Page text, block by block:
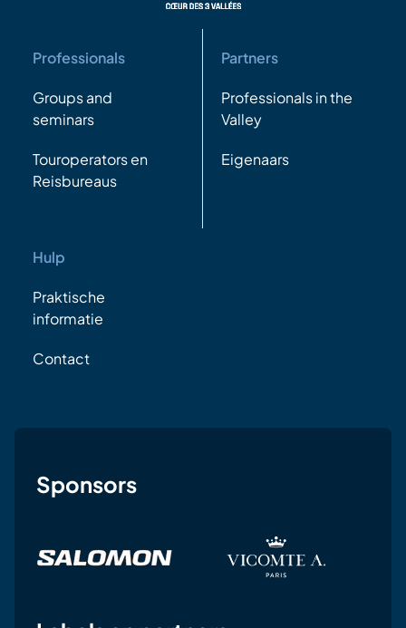
Professionals
Groups and
seminars
Touroperators en
Reisbureaus
Partners
Professionals in the
Valley
Eigenaars
Hulp
Praktische
informatie
Contact
Sponsors